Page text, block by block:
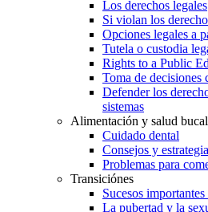
Los derechos legales
Si violan los
Opciones legales a
Tutela o custodia
Rights to a Public
Toma de decisiones
Defender los
sistemas
Alimentación y salud bucal
Cuidado dental
Consejos y
Problemas para
Transiciónes
Sucesos
La pubertad y la